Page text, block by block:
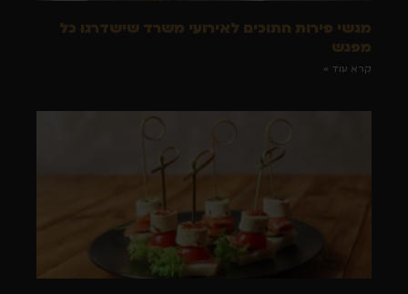
מגשי פירות חתוכים לאירועי משרד שישדרגו כל
מפגש
קרא עוד »